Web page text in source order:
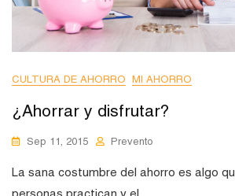
CULTURA DE AHORRO MI AHORRO
¿Ahorrar y disfrutar?
Sep 11, 2015 Prevento
La sana costumbre del ahorro es algo
personas practican y el